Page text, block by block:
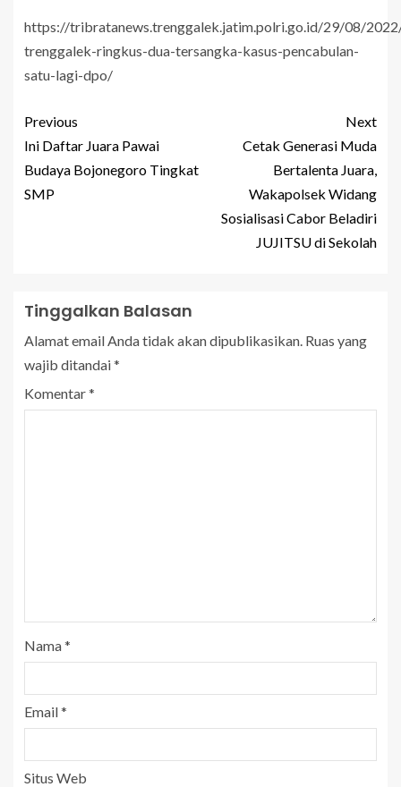
https://tribratanews.trenggalek.jatim.polri.go.id/29/08/
trenggalek-ringkus-dua-tersangka-kasus-pencabulan-
satu-lagi-dpo/
Previous
Ini Daftar Juara Pawai
Budaya Bojonegoro Tingkat
SMP
Next
Cetak Generasi Muda
Bertalenta Juara,
Wakapolsek Widang
Sosialisasi Cabor Beladiri
JUJITSU di Sekolah
Tinggalkan Balasan
Alamat email Anda tidak akan dipublikasikan. Ruas yang
wajib ditandai*
Komentar*
Nama*
Email*
Situs Web